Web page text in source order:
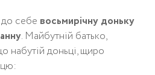
себе восьмирічну доньку
. Майбутній батько,
набутій доньці, щиро